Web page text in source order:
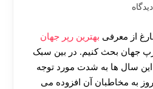
از معرفی بهترین رپر جهان
رپ جهان بحث کنیم. در بین سبک
سال ها به شدت مورد توجه
به مخاطبان آن افزوده می